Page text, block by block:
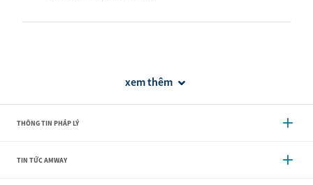
xem thêm
THÔNG TIN PHÁP LÝ
TIN TỨC AMWAY